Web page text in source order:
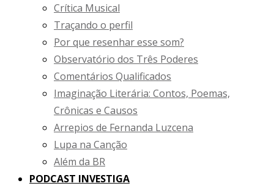
Crítica Musical
Traçando o perfil
Por que resenhar esse som?
Observatório dos Três Poderes
Comentários Qualificados
Imaginação Literária: Contos, Poemas,
Crônicas e Causos
Arrepios de Fernanda Luzcena
Lupa na Canção
Além da BR
PODCAST INVESTIGA